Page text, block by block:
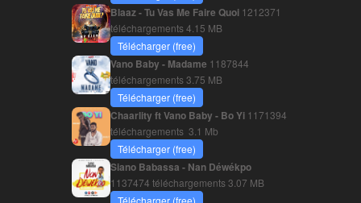
Blaaz - Tu Vas Me Faire Quoi 1212371
téléchargements4.15 MB
Télécharger (free)
Vano Baby - Madame 1187844
téléchargements3.75 MB
Télécharger (free)
Chaarlity ft Vano Baby - Bo Yi 1171394
téléchargements 3.1 Mb
Télécharger (free)
Siano Babassa - Nan Déwékpo
1137474 téléchargements3.07 MB
Télécharger (free)